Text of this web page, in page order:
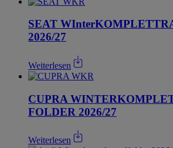
SEAT
2026/27
Weiterlesen
CUPRA
FOLDER 2026/27
Weiterlesen